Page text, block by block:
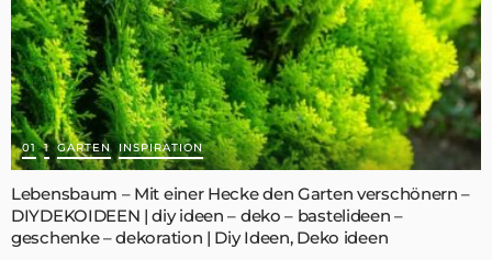
01 1 GARTEN INSPIRATION
Lebensbaum – Mit einer Hecke den Garten verschönern –
DIYDEKOIDEEN | diy ideen – deko – bastelideen –
geschenke – dekoration | Diy Ideen, Deko ideen